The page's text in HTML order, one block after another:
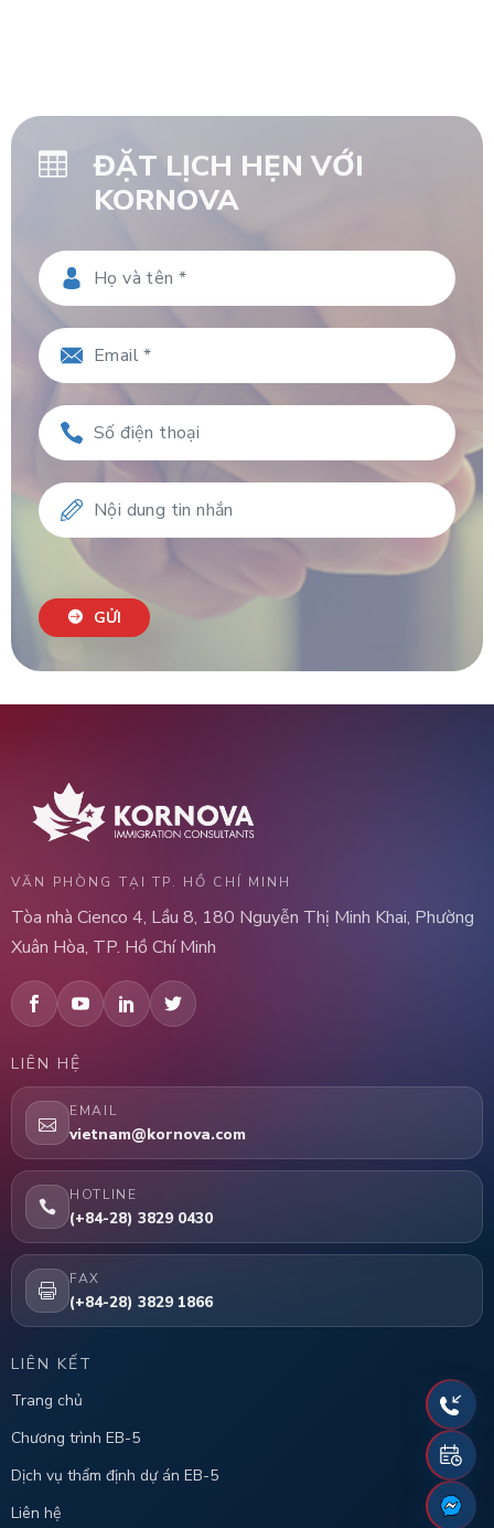
ĐẶT LỊCH HẸN VỚI
KORNOVA
GỬI
VĂN PHÒNG TẠI TP. HỒ CHÍ MINH
Tòa nhà Cienco 4, Lầu 8, 180 Nguyễn Thị Minh Khai, Phường
Xuân Hòa, TP. Hồ Chí Minh
LIÊN HỆ
EMAIL
vietnam@kornova.com
HOTLINE
(+84-28) 3829 0430
FAX
(+84-28) 3829 1866
LIÊN KẾT
Trang chủ
Chương trình EB-5
Dịch vụ thẩm định dự án EB-5
Liên hệ